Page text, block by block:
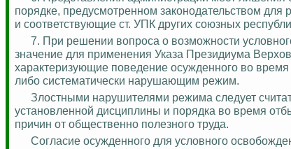
порядке, предусмотренном законодательством
и соответствующие ст. УПК других союзных
7. При решении вопроса о возможности
значение для применения Указа Президиума
характеризующие поведение осужденного во
либо систематически нарушающим режим.
Злостными нарушителями режима следует
установленной дисциплины и порядка во время
причин от общественно полезного труда.
Согласие осужденного для условного